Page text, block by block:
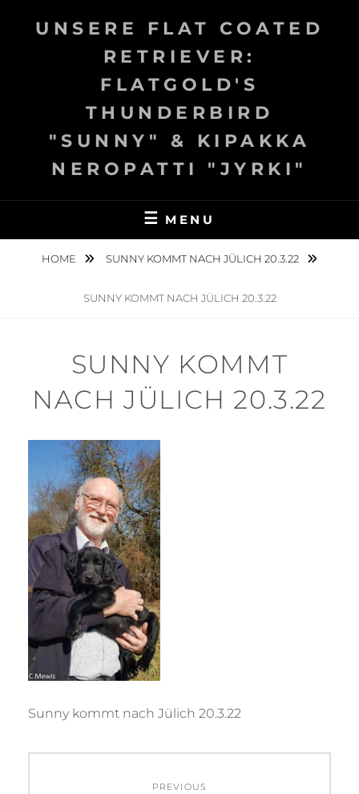
UNSERE FLAT COATED
RETRIEVER:
FLATGOLD'S
THUNDERBIRD
"SUNNY" & KIPAKKA
NEROPATTI "JYRKI"
MENU
HOME SUNNY KOMMT NACH JÜLICH 20.3.22
SUNNY KOMMT NACH JÜLICH 20.3.22
SUNNY KOMMT
NACH JÜLICH 20.3.22
Sunny kommt nach Jülich 20.3.22
PREVIOUS